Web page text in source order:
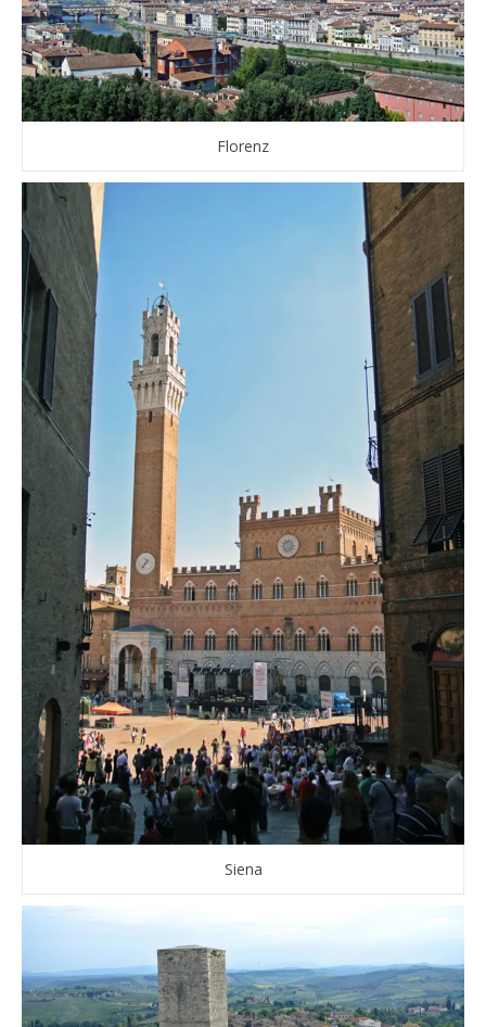
Florenz
Siena